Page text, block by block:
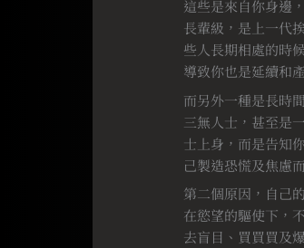
這些是來自你身邊
長輩級，是上一代
些人長期相處的時
導致你也是延續和
而另外一種是長時
三無人士，甚至是
士上身，而是告知
己製造恐慌及焦慮
第二個原因，自己
在慾望的驅使下，
去盲目、買買買及